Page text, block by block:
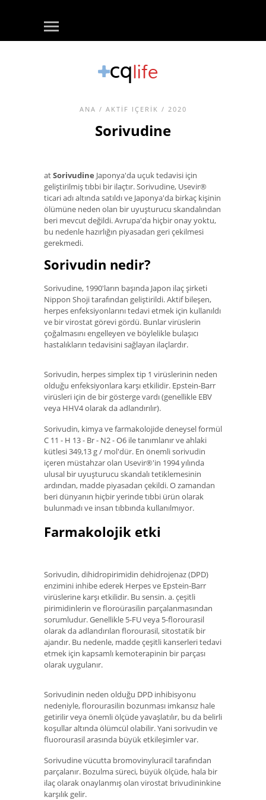
ANA / AKTIF IÇERIK / 2020
Sorivudine
atSorivudine Japonya'da uçuk tedavisi için
geliştirilmiş tıbbi bir ilaçtır. Sorivudine, Usevir®
ticari adı altında satıldı ve Japonya'da birkaç kişinin
ölümüne neden olan bir uyuşturucu skandalından
beri mevcut değildi. Avrupa'da hiçbir onay yoktu,
bu nedenle hazırlığın piyasadan geri çekilmesi
gerekmedi.
Sorivudin nedir?
Sorivudine, 1990'ların başında Japon ilaç şirketi
Nippon Shoji tarafından geliştirildi. Aktif bileşen,
herpes enfeksiyonlarını tedavi etmek için kullanıldı
ve bir virostat görevi gördü. Bunlar virüslerin
çoğalmasını engelleyen ve böylelikle bulaşıcı
hastalıkların tedavisini sağlayan ilaçlardır.
Sorivudin, herpes simplex tip 1 virüslerinin neden
olduğu enfeksiyonlara karşı etkilidir. Epstein-Barr
virüsleri için de bir gösterge vardı (genellikle EBV
veya HHV4 olarak da adlandırılır).
Sorivudin, kimya ve farmakolojide deneysel formül
C 11 - H 13 - Br - N2 - O6 ile tanımlanır ve ahlaki
kütlesi 349,13 g / mol'dür. En önemli sorivudin
içeren müstahzar olan Usevir®'in 1994 yılında
ulusal bir uyuşturucu skandalı tetiklemesinin
ardından, madde piyasadan çekildi. O zamandan
beri dünyanın hiçbir yerinde tıbbi ürün olarak
bulunmadı ve insan tıbbında kullanılmıyor.
Farmakolojik etki
Sorivudin, dihidropirimidin dehidrojenaz (DPD)
enzimini inhibe ederek Herpes ve Epstein-Barr
virüslerine karşı etkilidir. Bu sensin. a. çeşitli
pirimidinlerin ve floroürasilin parçalanmasından
sorumludur. Genellikle 5-FU veya 5-florourasil
olarak da adlandırılan florourasil, sitostatik bir
ajandır. Bu nedenle, madde çeşitli kanserleri tedavi
etmek için kapsamlı kemoterapinin bir parçası
olarak uygulanır.
Sorivudinin neden olduğu DPD inhibisyonu
nedeniyle, florourasilin bozunması imkansız hale
getirilir veya önemli ölçüde yavaşlatılır, bu da belirli
koşullar altında ölümcül olabilir. Yani sorivudin ve
fluorourasil arasında büyük etkileşimler var.
Sorivudine vücutta bromovinyluracil tarafından
parçalanır. Bozulma süreci, büyük ölçüde, hala bir
ilaç olarak onaylanmış olan virostat brivudininkine
karşılık gelir.